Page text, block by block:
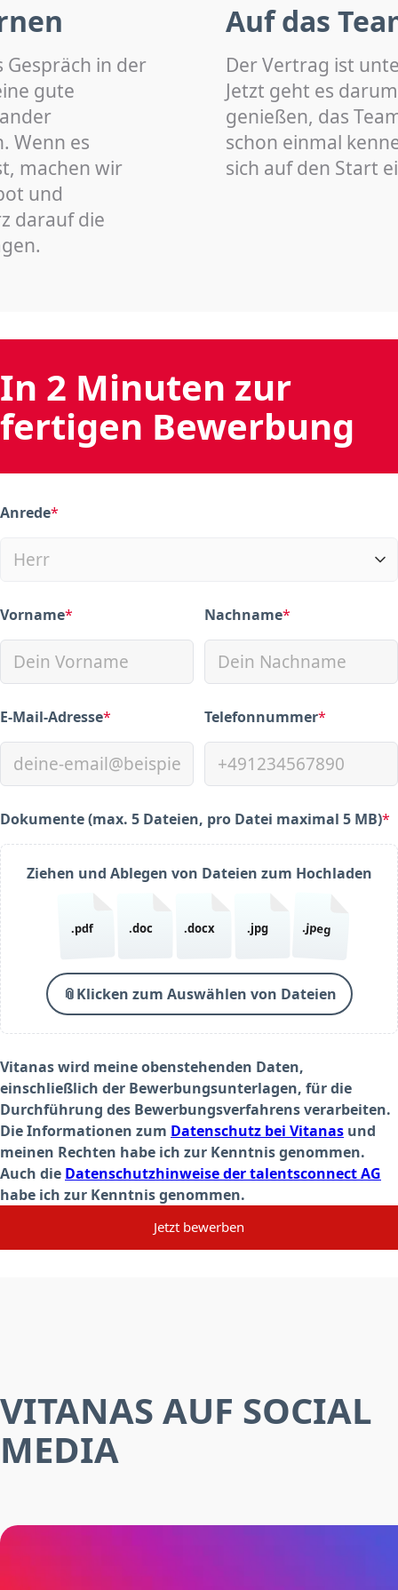
Gespräch in der
gute
Wenn es
machen wir
und
darauf die
Auf das
Der Vertrag ist
Jetzt geht es
genießen, das
schon einmal
sich auf den Start
In 2 Minuten zur
fertigen Bewerbung
Anrede*
(required)
Vorname*
(required) Nachname*
(required)
E-Mail-Adresse*
(required) Telefonnummer*
(required)
Dokumente (max. 5 Dateien, pro Datei maximal 5 MB)*
(required)
Ziehen und Ablegen von Dateien zum Hochladen
.pdf .doc .docx .jpg .jpeg
📎Klicken zum Auswählen von Dateien
Vitanas wird meine obenstehenden Daten,
einschließlich der Bewerbungsunterlagen, für die
Durchführung des Bewerbungsverfahrens verarbeiten.
Die Informationen zum Datenschutz bei Vitanas und
meinen Rechten habe ich zur Kenntnis genommen.
Auch die Datenschutzhinweise der talentsconnect AG
habe ich zur Kenntnis genommen.
Jetzt bewerben
VITANAS AUF SOCIAL
MEDIA